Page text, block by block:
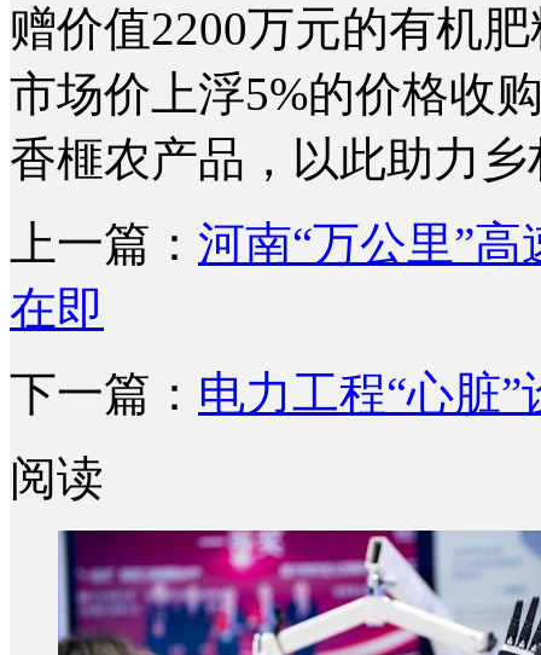
赠价值2200万元的有机
市场价上浮5%的价格收
香榧农产品，以此助力
上一篇： 河南“万公里”
在即
下一篇： 电力工程“心脏
阅读